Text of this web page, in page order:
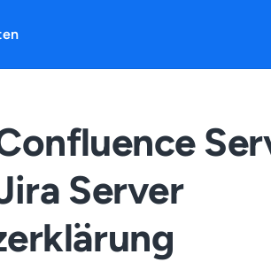
Server